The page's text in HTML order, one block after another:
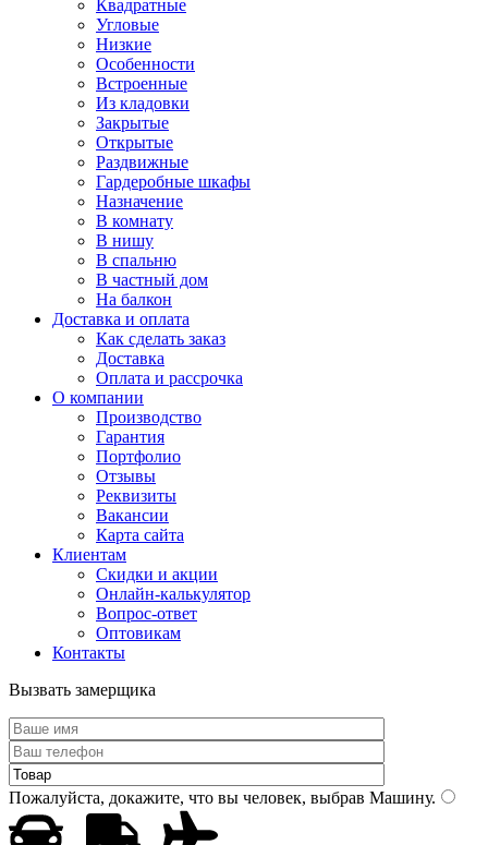
Квадратные
Угловые
Низкие
Особенности
Встроенные
Из кладовки
Закрытые
Открытые
Раздвижные
Гардеробные шкафы
Назначение
В комнату
В нишу
В спальню
В частный дом
На балкон
Доставка и оплата
Как сделать заказ
Доставка
Оплата и рассрочка
О компании
Производство
Гарантия
Портфолио
Отзывы
Реквизиты
Вакансии
Карта сайта
Клиентам
Скидки и акции
Онлайн-калькулятор
Вопрос-ответ
Оптовикам
Контакты
Вызвать замерщика
Пожалуйста, докажите, что вы человек, выбрав Машину.